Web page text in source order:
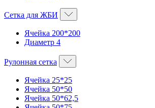
Сетка для ЖБИ
Ячейка 200*200
Диаметр 4
Рулонная сетка
Ячейка 25*25
Ячейка 50*50
Ячейка 50*62,5